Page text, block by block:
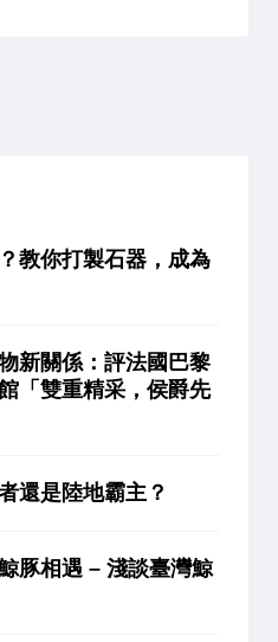
教你打製石器，成為
新關係：評法國巴黎
「雙重精采，侯爵先
還是陸地霸主？
豚相遇 – 淺談臺灣鯨